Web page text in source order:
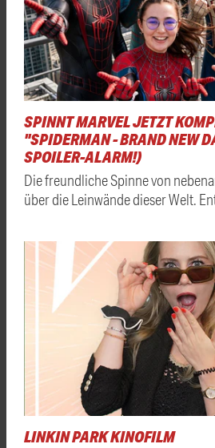
SPINNT MARVEL JETZT
"SPIDERMAN - BRAND NEW
SPOILER-ALARM!)
Die freundliche Spinne von
über die Leinwände dieser Welt.
LINKIN PARK KINOFILM